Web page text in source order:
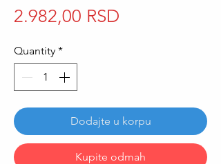
2.982,00 RSD
Quantity *
Dodajte u korpu
Kupite odmah